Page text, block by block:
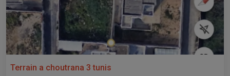
Terrain a choutrana 3 tunis